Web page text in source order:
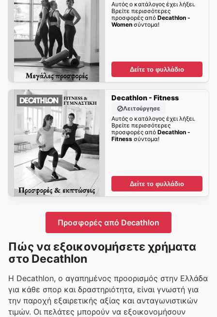
Αυτός ο κατάλογος έχει λήξει.
Βρείτε περισσότερες
προσφορές από Decathlon -
Womenσύντομα!
Δείτε το φυλλάδιο
Decathlon - Fitness
Λειτούργησε
Αυτός ο κατάλογος έχει λήξει.
Βρείτε περισσότερες
προσφορές από Decathlon -
Fitnessσύντομα!
Δείτε το φυλλάδιο
Προσφορές από Decathlon
Πώς να εξοικονομήσετε χρήματα
στο Decathlon
Η Decathlon, ο αγαπημένος προορισμός στην Ελλάδα
για κάθε σπορ και δραστηριότητα, είναι γνωστή για
την παροχή εξαιρετικής αξίας και ανταγωνιστικών
τιμών. Οι πελάτες μπορούν να εξοικονομήσουν